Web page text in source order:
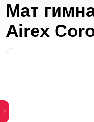
Мат
Airex